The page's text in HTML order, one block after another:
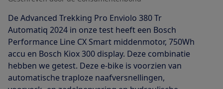
De Advanced Trekking Pro Enviolo 380 Tr
Automatiq 2024 in onze test heeft een Bosch
Performance Line CX Smart middenmotor, 750Wh
accu en Bosch Kiox 300 display. Deze combinatie
hebben we getest. Deze e-bike is voorzien van
automatische traploze naafversnellingen,